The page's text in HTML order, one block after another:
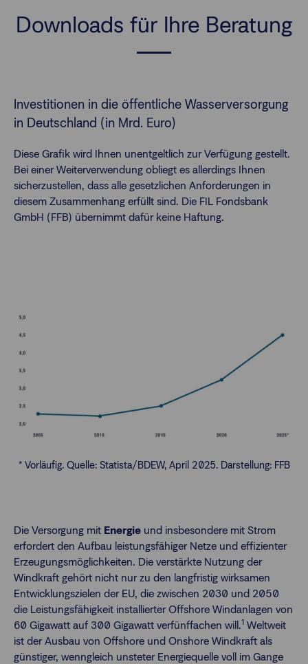
Downloads für Ihre Beratung
Investitionen in die öffentliche Wasserversorgung
in Deutschland (in Mrd. Euro)
Diese Grafik wird Ihnen unentgeltlich zur Verfügung gestellt.
Bei einer Weiterverwendung obliegt es allerdings Ihnen
sicherzustellen, dass alle gesetzlichen Anforderungen in
diesem Zusammenhang erfüllt sind. Die FIL Fondsbank
GmbH (FFB) übernimmt dafür keine Haftung.
* Vorläufig. Quelle: Statista/BDEW, April 2025. Darstellung: FFB
Die Versorgung mit Energie und insbesondere mit Strom
erfordert den Aufbau leistungsfähiger Netze und effizienter
Erzeugungsmöglichkeiten. Die verstärkte Nutzung der
Windkraft gehört nicht nur zu den langfristig wirksamen
Entwicklungszielen der EU, die zwischen 2030 und 2050
die Leistungsfähigkeit installierter Offshore Windanlagen von
60 Gigawatt auf 300 Gigawatt verfünffachen will.1 Weltweit
ist der Ausbau von Offshore und Onshore Windkraft als
günstiger, wenngleich unsteter Energiequelle voll im Gange